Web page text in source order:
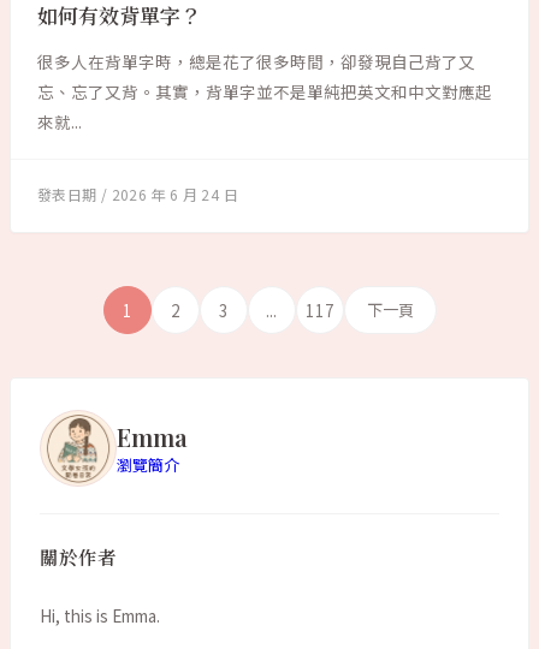
如何有效背單字？
很多人在背單字時，總是花了很多時間，卻發現自己背了又
忘、忘了又背。其實，背單字並不是單純把英文和中文對應起
來就...
2026 年 6 月 24 日
1 2 3 ... 117 下一頁
Emma
瀏覽簡介
關於作者
Hi, this is Emma.